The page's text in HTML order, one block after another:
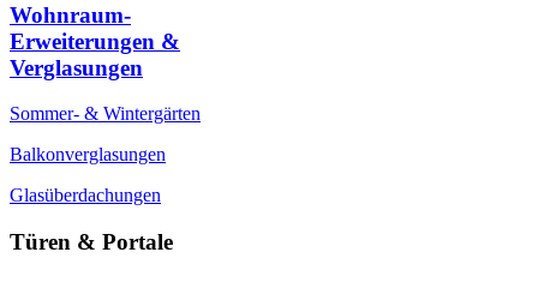
Wohnraum-
Erweiterungen &
Verglasungen
Sommer- & Wintergärten
Balkonverglasungen
Glasüberdachungen
Türen & Portale